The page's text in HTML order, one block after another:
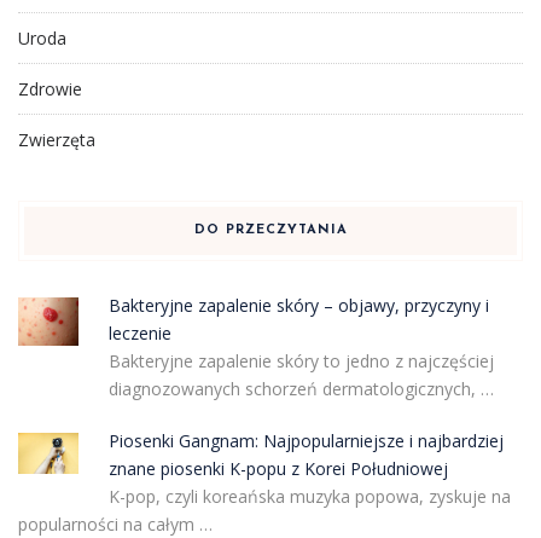
Uroda
Zdrowie
Zwierzęta
DO PRZECZYTANIA
Bakteryjne zapalenie skóry – objawy, przyczyny i
leczenie
Bakteryjne zapalenie skóry to jedno z najczęściej
diagnozowanych schorzeń dermatologicznych, …
Piosenki Gangnam: Najpopularniejsze i najbardziej
znane piosenki K-popu z Korei Południowej
K-pop, czyli koreańska muzyka popowa, zyskuje na
popularności na całym …